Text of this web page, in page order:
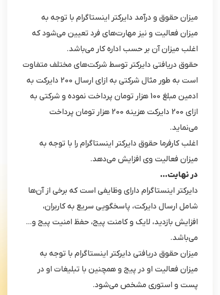
میزان حقوق و درآمد دایرکتر اینستاگرام با توجه به
میزان فعالیت و نیز مهارت‌های فرد تعیین می‌شود که
اغلب میزان آن بر حسب اداره کار می‌باشد.
حقوق دریافتی دایرکتر توسط شرکت‌های مختلف متفاوت
است به طور مثال شرکتی به ازای ارسال 200 دایرکت به
ادمین مبلغ 100 هزار تومان پرداخت نموده و شرکتی به
ازای 200 دایرکت هزینه 200 هزار تومان پرداخت
می‌نماید.
اغلب کارفرما حقوق دایرکتر اینستاگرام را با توجه به
میزان فعالیت وی افزایش می‌دهد.
در نهایت…
دایرکتر اینستاگرام دارای وظایفی است که برخی از آن‌ها
شامل ارسال دایرکت، پاسخگویی سریع به کاربران،
افزایش بازدید، لایک و کامنت پیج، حفظ امنیت پیج و…
می‌باشد.
میزان حقوق دریافتی دایرکتر اینستاگرام با توجه به
میزان فعالیت او در پیج و همچنین با تبلیغات او در
پست و استوری مشخص می‌شود.